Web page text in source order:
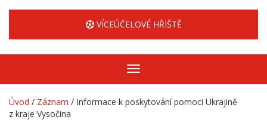
VÍCEÚČELOVÉ HŘIŠTĚ
Zobrazit/skrýt
navigaci
Úvod / Záznam / Informace k poskytování pomoci Ukrajině
z kraje Vysočina